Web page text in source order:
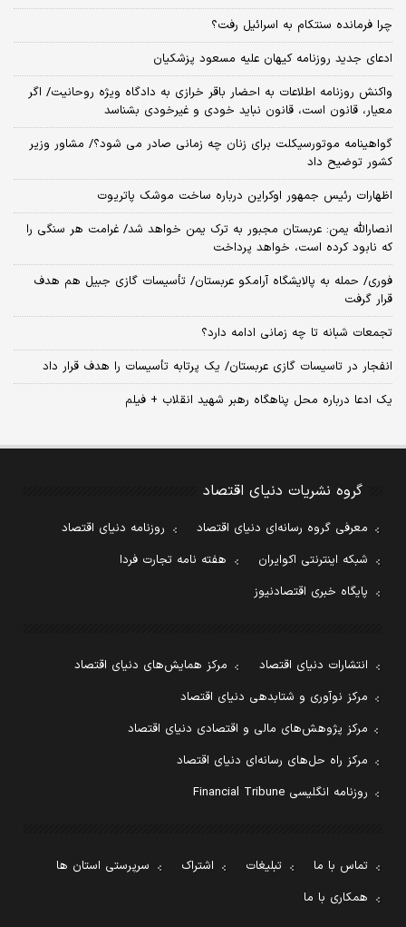
چرا فرمانده سنتکام به اسرائیل رفت؟
ادعای جدید روزنامه کیهان علیه مسعود پزشکیان
واکنش روزنامه اطلاعات به احضار باقر خرازی به دادگاه ویژه روحانیت/ اگر
معیار، قانون است، قانون نباید خودی و غیرخودی بشناسد
گواهینامه موتورسیکلت برای زنان چه زمانی صادر می شود؟/ مشاور وزیر
کشور توضیح داد
اظهارات رئیس جمهور اوکراین درباره ساخت موشک پاتریوت
انصارالله یمن: عربستان مجبور به ترک یمن خواهد شد/ غرامت هر سنگی را
که نابود کرده است، خواهد پرداخت
فوری/ حمله به پالایشگاه آرامکو عربستان/ تأسیسات گازی جبیل هم هدف
قرار گرفت
تجمعات شبانه تا چه زمانی ادامه دارد؟
انفجار در تاسیسات گازی عربستان/ یک پرتابه تأسیسات را هدف قرار داد
یک ادعا درباره محل پناهگاه‌ رهبر شهید انقلاب + فیلم
گروه نشریات دنیای اقتصاد
معرفی گروه رسانه‌ای دنیای اقتصاد
روزنامه دنیای اقتصاد
شبکه اینترنتی اکوایران
هفته نامه تجارت فردا
پایگاه خبری اقتصادنیوز
انتشارات دنیای اقتصاد
مرکز همایش‌های دنیای اقتصاد
مرکز نوآوری و شتابدهی دنیای اقتصاد
مرکز پژوهش‌های مالی و اقتصادی دنیای اقتصاد
مرکز راه حل‌های رسانه‌ای دنیای اقتصاد
روزنامه انگلیسی Financial Tribune
تماس با ما تبلیغات اشتراک
سرپرستی استان ها
همکاری با ما